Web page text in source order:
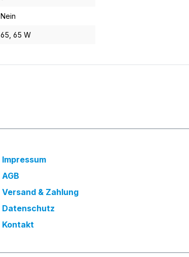
Nein
65 , 65 W
Impressum
AGB
Versand & Zahlung
Datenschutz
Kontakt